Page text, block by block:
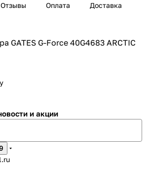
Отзывы Оплата Доставка
GATES G-Force 40G4683 ARCTIC
и акции